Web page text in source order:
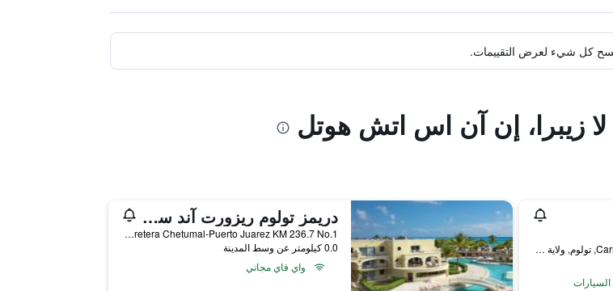
مسح كل شيء لعرض التقييمات.
زيبرا، إن آن اس اتش هوتل
Carretera Tulum-Boca Paila Km.10, تولوم, ولاية كينتانا رو, المكسيك
دريمز تولوم ريزورت آند سبا - بسعر شامل جميع الخدمات
Carretera Chetumal-Puerto Juarez KM 236.7 No.1, تولوم, ولاية كينتانا رو, المكسيك
0.0 كيلومتر عن وسط المدينة
واي فاي مجاني